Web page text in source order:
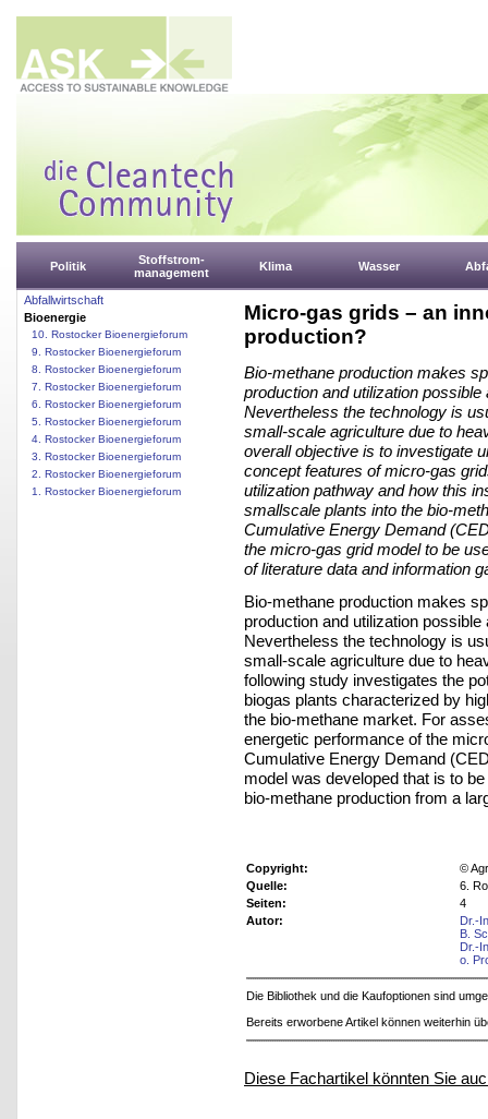
Politik
Stoffstrom-
management
Klima Wasser
Abfallwirtschaft
Bioenergie
10. Rostocker Bioenergieforum
9. Rostocker Bioenergieforum
8. Rostocker Bioenergieforum
7. Rostocker Bioenergieforum
6. Rostocker Bioenergieforum
5. Rostocker Bioenergieforum
4. Rostocker Bioenergieforum
3. Rostocker Bioenergieforum
2. Rostocker Bioenergieforum
1. Rostocker Bioenergieforum
Micro-gas grids – an
production?
Bio-methane production makes
production and utilization
Nevertheless the technology is
small-scale agriculture due to
overall objective is to investigate
concept features of micro-gas
utilization pathway and how this
smallscale plants into the bio-
Cumulative Energy Demand
the micro-gas grid model to be
of literature data and information
Bio-methane production makes
production and utilization
Nevertheless the technology is
small-scale agriculture due to
following study investigates the
biogas plants characterized by
the bio-methane market. For
energetic performance of the
Cumulative Energy Demand
model was developed that is to
bio-methane production from a
Copyright:
©
Quelle:
6.
Seiten:
4
Autor:
Dr.-
B.
Dr.-
o.
Die Bibliothek und die Kaufoptionen sind
Bereits erworbene Artikel können weiterhin
Diese Fachartikel könnten Sie